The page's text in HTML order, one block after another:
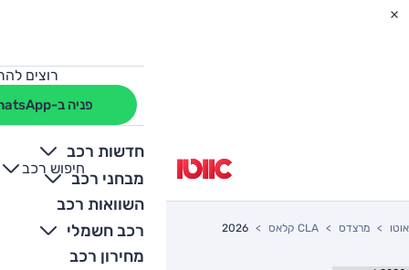
רוצים
פניה ב-WhatsApp
חדשות רכב
מבחני רכב
השוואות רכב
רכב חשמלי
מחירון רכב
חיפוש רכב
+
-
אוטו מרצדס CLA קלאס 2026